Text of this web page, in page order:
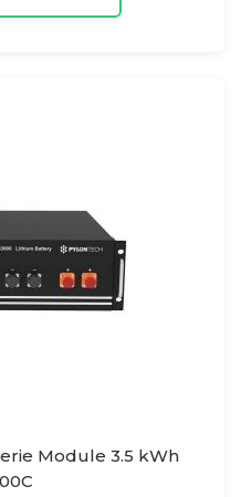
Module 3.5 kWh